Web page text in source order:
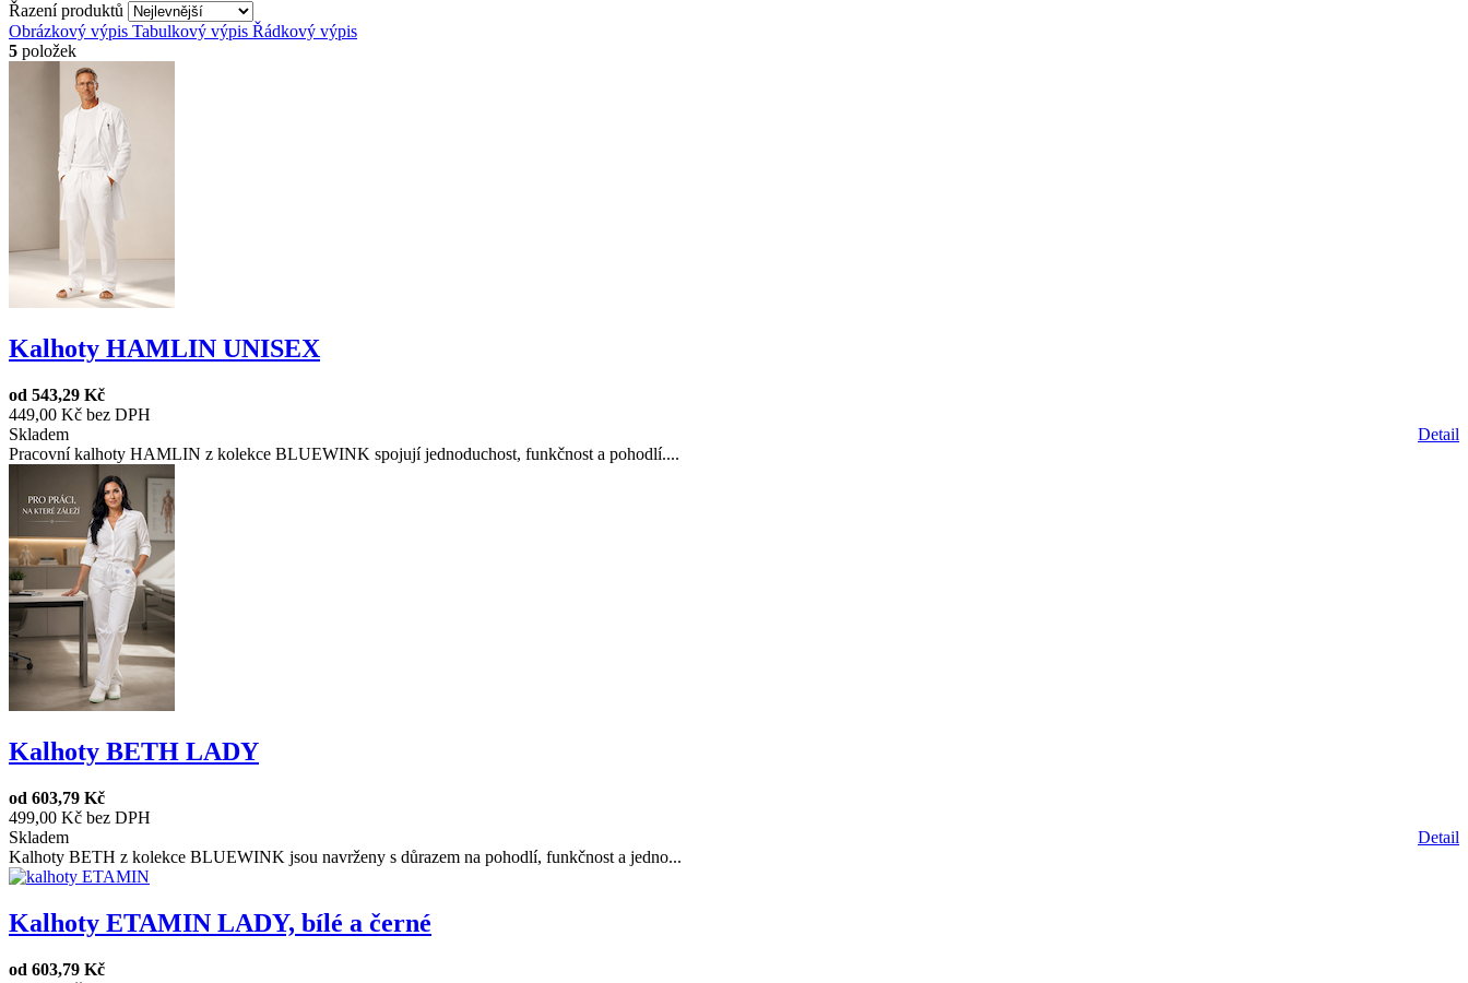
Řazení produktů
Obrázkový výpis Tabulkový výpis Řádkový výpis
5 položek
Kalhoty HAMLIN UNISEX
od 543,29 Kč
449,00 Kč bez DPH
Detail
Skladem
Pracovní kalhoty HAMLIN z kolekce BLUEWINK spojují jednoduchost, funkčnost a pohodlí....
Kalhoty BETH LADY
od 603,79 Kč
499,00 Kč bez DPH
Detail
Skladem
Kalhoty BETH z kolekce BLUEWINK jsou navrženy s důrazem na pohodlí, funkčnost a jedno...
Kalhoty ETAMIN LADY, bílé a černé
od 603,79 Kč